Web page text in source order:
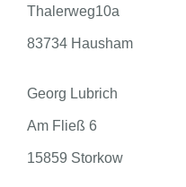
Thalerweg10a
83734 Hausham
Georg Lubrich
Am Fließ 6
15859 Storkow